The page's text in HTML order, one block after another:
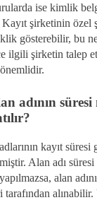
ise kimlik
şirketinin özel
gösterebilir, bu
ilgili şirketin talep
adının
kayıt süresi
Alan adı
alan
tarafından